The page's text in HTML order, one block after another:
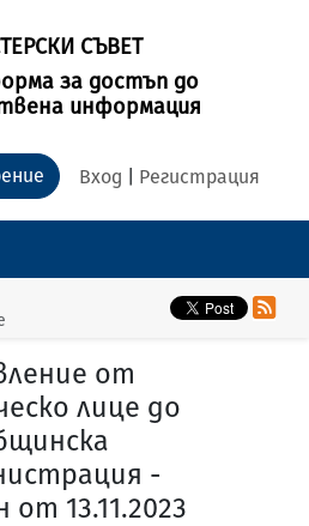
СЪВЕТ
за достъп до
информация
Вход Регистрация
от
лице до
-
от 13.11.2023